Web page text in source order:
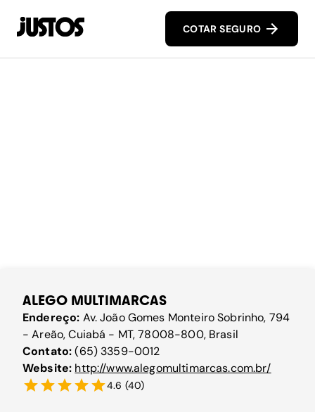
COTAR SEGURO
ALEGO MULTIMARCAS
Endereço: Av. João Gomes Monteiro Sobrinho, 794
- Areão, Cuiabá - MT, 78008-800, Brasil
Contato:(65) 3359-0012
Website: http://www.alegomultimarcas.com.br/
4.6 (40)